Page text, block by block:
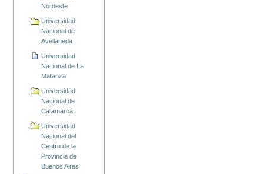
Nordeste
Universidad
Nacional de
Avellaneda
Universidad
Nacional de La
Matanza
Universidad
Nacional de
Catamarca
Universidad
Nacional del
Centro de la
Provincia de
Buenos Aires